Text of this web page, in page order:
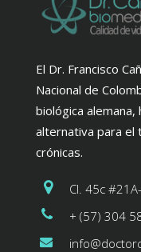
El Dr. Francisco
Nacional de
biológica
alternativa para el
crónicas.
Cl. 45c
+ (57) 304